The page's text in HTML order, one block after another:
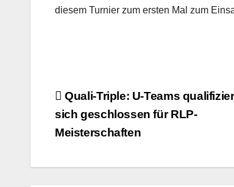
diesem Turnier zum ersten Mal zum
Beitragsnavigation
Quali-Triple: U-Teams
sich geschlossen für RLP-
Meisterschaften